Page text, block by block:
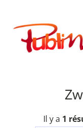
contenu
Publimath
Il y a 1